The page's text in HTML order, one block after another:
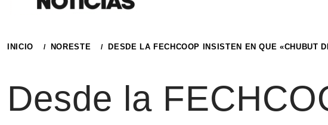
INICIO NORESTE DESDE LA FECHCOOP INSISTEN EN QUE «CHUBUT
Desde la